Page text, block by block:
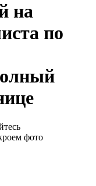
на
по
фото